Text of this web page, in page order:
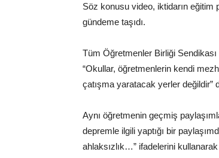
Söz konusu video, iktidarın eğitim
gündeme taşıdı.
Tüm Öğretmenler Birliği
“Okullar, öğretmenlerin kendi
çatışma yaratacak yerler değildir”
Aynı öğretmenin geçmiş
depremle ilgili yaptığı bir
ahlaksızlık…” ifadelerini